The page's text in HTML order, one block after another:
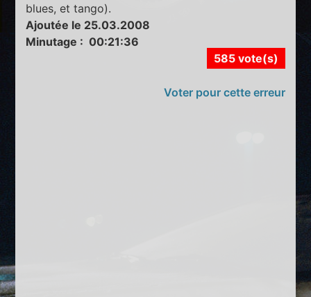
blues, et tango).
Ajoutée le 25.03.2008
Minutage : 00:21:36
585 vote(s)
Voter pour cette erreur